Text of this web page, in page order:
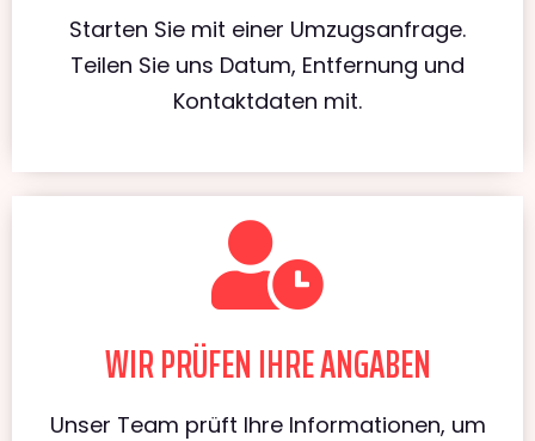
Starten Sie mit einer Umzugsanfrage.
Teilen Sie uns Datum, Entfernung und
Kontaktdaten mit.
WIR PRÜFEN IHRE ANGABEN
Unser Team prüft Ihre Informationen, um